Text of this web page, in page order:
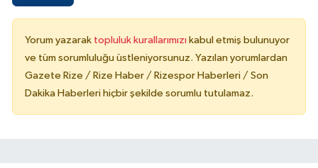
Yorum yazarak topluluk kurallarımızı kabul etmiş bulunuyor
ve tüm sorumluluğu üstleniyorsunuz. Yazılan yorumlardan
Gazete Rize / Rize Haber / Rizespor Haberleri / Son
Dakika Haberleri hiçbir şekilde sorumlu tutulamaz.